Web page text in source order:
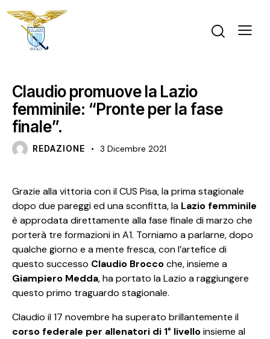
Claudio promuove la Lazio
femminile: “Pronte per la fase
finale”.
REDAZIONE 3 Dicembre 2021
Grazie alla vittoria con il CUS Pisa, la prima stagionale
dopo due pareggi ed una sconfitta, la Lazio femminile
è approdata direttamente alla fase finale di marzo che
porterà tre formazioni in A1. Torniamo a parlarne, dopo
qualche giorno e a mente fresca, con l’artefice di
questo successo Claudio Broccoche, insieme a
Giampiero Medda, ha portato la Lazio a raggiungere
questo primo traguardo stagionale.
Claudio il 17 novembre ha superato brillantemente il
corso federale per allenatori di 1° livelloinsieme al